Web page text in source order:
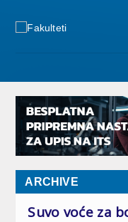
ARCHIVE
Suvo voće za